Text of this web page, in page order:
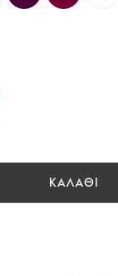
ΚΑΛΑΘΙ